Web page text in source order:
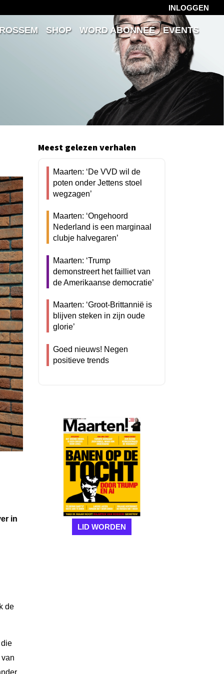
INLOGGEN
SHOP WORD ABONNEE
EVENTS
in
de
Meest gelezen verhalen
Maarten: ‘De VVD wil de
poten onder Jettens stoel
wegzagen’
Maarten: ‘Ongehoord
Nederland is een marginaal
clubje halvegaren’
Maarten: ‘Trump
demonstreert het failliet van
de Amerikaanse democratie’
Maarten: ‘Groot-Brittannië is
blijven steken in zijn oude
glorie’
Goed nieuws! Negen
positieve trends
LID WORDEN